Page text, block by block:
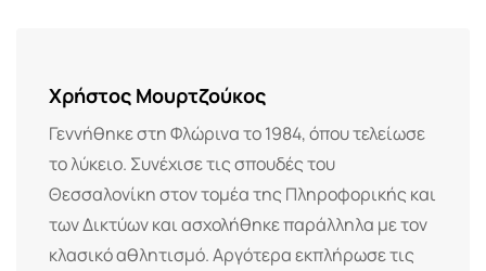
Χρήστος Μουρτζούκος
Γεννήθηκε στη Φλώρινα το 1984, όπου τελείωσε
το λύκειο. Συνέχισε τις σπουδές του
Θεσσαλονίκη στον τομέα της Πληροφορικής και
των Δικτύων και ασχολήθηκε παράλληλα με τον
κλασικό αθλητισμό. Αργότερα εκπλήρωσε τις